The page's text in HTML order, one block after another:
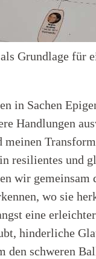
Grundlage für
in Sachen
Handlungen
meinen
resilientes und
wir gemeinsam
wo sie
eine
hinderliche
den schweren